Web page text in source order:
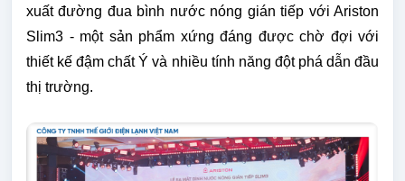
xuất đường đua bình nước nóng gián tiếp với Ariston
Slim3 - một sản phẩm xứng đáng được chờ đợi với
thiết kế đậm chất Ý và nhiều tính năng đột phá dẫn đầu
thị trường.